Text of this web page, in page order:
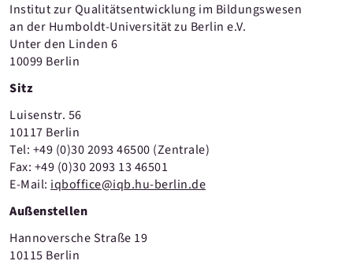
Institut zur Qualitätsentwicklung im Bildungswesen
an der Humboldt-Universität zu Berlin e.V.
Unter den Linden 6
10099 Berlin
Sitz
Luisenstr. 56
10117 Berlin
Tel: +49 (0)30 2093 46500 (Zentrale)
Fax: +49 (0)30 2093 13 46501
E-Mail: iqboffice@iqb.hu-berlin.de
Außenstellen
Hannoversche Straße 19
10115 Berlin